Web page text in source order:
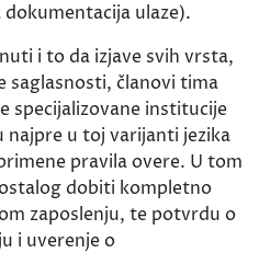
ulaze).
i to da izjave svih vrsta,
saglasnosti, članovi tima
specijalizovane institucije
najpre u toj varijanti jezika
pravila overe. U tom
dobiti kompletno
zaposlenju, te potvrdu o
i uverenje o